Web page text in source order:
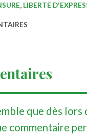
, LIBERTE
que dès lors
commentaire